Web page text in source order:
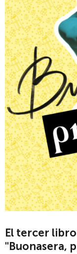
El tercer
"Buonasera,